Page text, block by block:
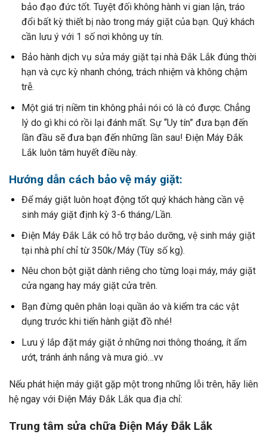
bảo đạo đức tốt. Tuyệt đối không hành vi gian lận, tráo
đổi bất kỳ thiết bị nào trong máy giặt của bạn. Quý khách
cần lưu ý với 1 số nơi không uy tín.
Bảo hành dịch vụ sửa máy giặt tại nhà Đắk Lắk đúng thời
hạn và cực kỳ nhanh chóng, trách nhiệm và không chậm
trễ.
Một giá trị niềm tin không phải nói có là có được. Chẳng
lý do gì khi có rồi lại đánh mất. Sự “Uy tín” đưa bạn đến
lần đầu sẽ đưa bạn đến những lần sau! Điện Máy Đắk
Lắk luôn tâm huyết điều này.
Hướng dẫn cách bảo vệ máy giặt:
Để máy giặt luôn hoạt động tốt quý khách hàng cần vệ
sinh máy giặt định kỳ 3-6 tháng/Lần.
Điện Máy Đắk Lắk có hỗ trợ bảo dưỡng, vệ sinh máy giặt
tại nhà phí chỉ từ 350k/Máy (Tùy số kg).
Nêu chon bột giặt dành riêng cho từng loại máy, máy giặt
cửa ngang hay máy giặt cửa trên.
Bạn đừng quên phân loại quần áo và kiểm tra các vật
dụng trước khi tiến hành giặt đồ nhé!
Lưu ý lắp đặt máy giặt ở những nơi thông thoáng, ít ẩm
ướt, tránh ánh nắng và mưa gió…vv
Nếu phát hiện máy giặt gặp một trong những lỗi trên, hãy liên
hệ ngay với Điện Máy Đắk Lắk qua địa chỉ:
Trung tâm sửa chữa Điện Máy Đắk Lắk